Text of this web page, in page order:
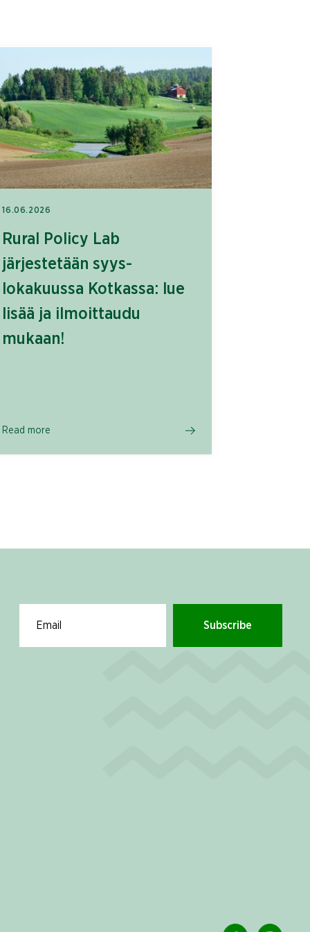
16.06.2026
Rural Policy Lab
järjestetään syys-
lokakuussa Kotkassa: lue
lisää ja ilmoittaudu
mukaan!
Read more
Subscribe